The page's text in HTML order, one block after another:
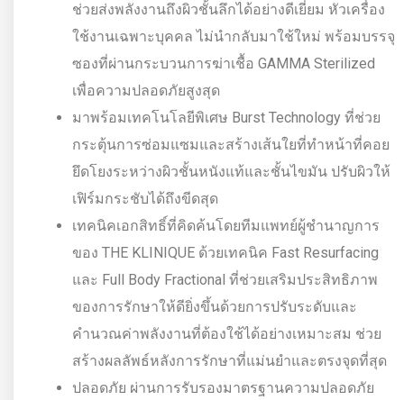
ช่วยส่งพลังงานถึงผิวชั้นลึกได้อย่างดีเยี่ยม หัวเครื่อง
ใช้งานเฉพาะบุคคล ไม่นำกลับมาใช้ใหม่ พร้อมบรรจุ
ซองที่ผ่านกระบวนการฆ่าเชื้อ GAMMA Sterilized
เพื่อความปลอดภัยสูงสุด
มาพร้อมเทคโนโลยีพิเศษ Burst Technology ที่ช่วย
กระตุ้นการซ่อมแซมและสร้างเส้นใยที่ทำหน้าที่คอย
ยึดโยงระหว่างผิวชั้นหนังแท้และชั้นไขมัน ปรับผิวให้
เฟิร์มกระชับได้ถึงขีดสุด
เทคนิคเอกสิทธิ์ที่คิดค้นโดยทีมแพทย์ผู้ชำนาญการ
ของ THE KLINIQUE ด้วยเทคนิค Fast Resurfacing
และ Full Body Fractional ที่ช่วยเสริมประสิทธิภาพ
ของการรักษาให้ดียิ่งขึ้นด้วยการปรับระดับและ
คำนวณค่าพลังงานที่ต้องใช้ได้อย่างเหมาะสม ช่วย
สร้างผลลัพธ์หลังการรักษาที่แม่นยำและตรงจุดที่สุด
ปลอดภัย ผ่านการรับรองมาตรฐานความปลอดภัย